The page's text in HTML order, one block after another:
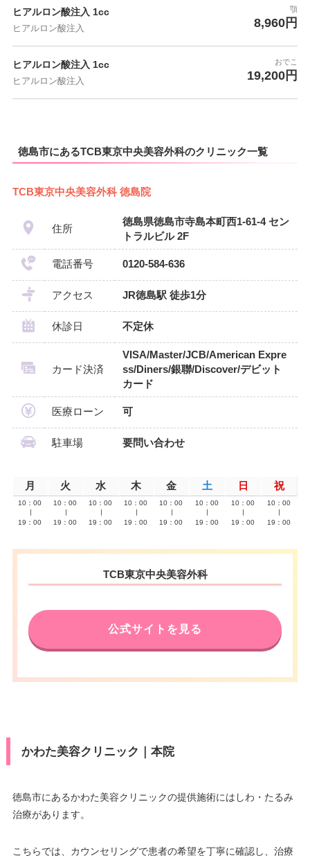
ヒアルロン酸注入 1cc
ヒアルロン酸注入
顎
8,960円
ヒアルロン酸注入 1cc
ヒアルロン酸注入
おでこ
19,200円
徳島市にあるTCB東京中央美容外科のクリニック一覧
TCB東京中央美容外科 徳島院
住所
徳島県徳島市寺島本町西1-61-4 セン
トラルビル 2F
電話番号 0120-584-636
アクセス JR徳島駅 徒歩1分
休診日 不定休
カード決済
VISA/Master/JCB/American Expre
ss/Diners/銀聯/Discover/デビット
カード
医療ローン 可
駐車場 要問い合わせ
月 火 水 木 金 土 日 祝
10：00
19：00
10：00
19：00
10：00
19：00
10：00
19：00
10：00
19：00
10：00
19：00
10：00
19：00
10：00
19：00
TCB東京中央美容外科
公式サイトを見る
かわた美容クリニック｜本院
徳島市にあるかわた美容クリニックの提供施術にはしわ・たるみ
治療があります。
こちらでは、カウンセリングで患者の希望を丁寧に確認し、治療